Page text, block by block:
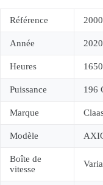
Référence
Année 2020
Heures 1650
Puissance 196
Marque
Modèle
Boîte de
vitesse